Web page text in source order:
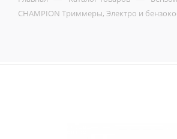
CHAMPION Триммеры, Электро и